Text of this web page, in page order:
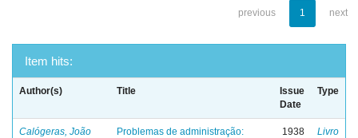
previous 1 next
Item hits:
Author(s) Title
Issue
Date
Type
Calógeras, João
Problemas de administração:
1938 Livro